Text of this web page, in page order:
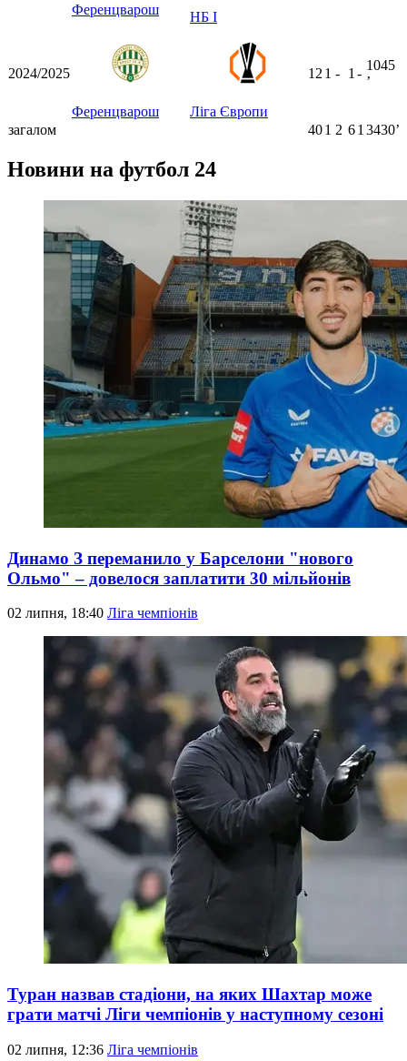
Ференцварош НБ I
2024/2025
Ференцварош Ліга Європи
12 1 - 1 -
1045
ʼ
загалом 401 2 61 3430ʼ
Новини на футбол 24
Динамо З переманило у Барселони "нового
Ольмо" – довелося заплатити 30 мільйонів
02 липня, 18:40 Ліга чемпіонів
Туран назвав стадіони, на яких Шахтар може
грати матчі Ліги чемпіонів у наступному сезоні
02 липня, 12:36 Ліга чемпіонів